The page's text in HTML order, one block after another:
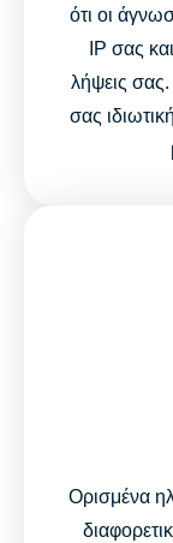
ότι οι
IP σας
λήψεις
σας
Ορισμένα